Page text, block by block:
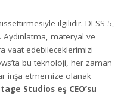
ilgilidir. DLSS 5,
Aydınlatma, materyal ve
vaat edebileceklerimizi
bu teknoloji, her zaman
inşa etmemize olanak
Studios eş CEO’su